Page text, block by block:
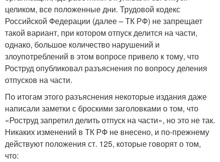
целиком, все положенные дни. Трудовой кодекс
Российской Федерации (далее – ТК РФ) не запрещает
такой вариант, при котором отпуск делится на части,
однако, большое количество нарушений и
злоупотреблений в этом вопросе привело к тому, что
Роструд опубликовал разъяснения по вопросу деления
отпусков на части.
По итогам этого разъяснения некоторые издания даже
написали заметки с броскими заголовками о том, что
«Роструд запретил делить отпуск на части», но это не так.
Никаких изменений в ТК РФ не внесено, и по-прежнему
действуют положения ст. 125, которые говорят о том,
что: